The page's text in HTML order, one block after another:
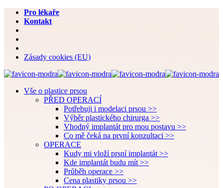
Pro lékaře
Kontakt
Zásady cookies (EU)
Vše o plastice prsou
PŘED OPERACÍ
Potřebuji i modelaci prsou >>
Výběr plastického chirurga >>
Vhodný implantát pro mou postavu >>
Co mě čeká na první konzultaci >>
OPERACE
Kudy mi vloží prsní implantát >>
Kde implantát budu mít >>
Průběh operace >>
Cena plastiky prsou >>